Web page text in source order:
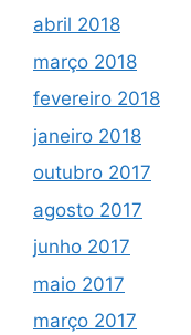
abril 2018
março 2018
fevereiro 2018
janeiro 2018
outubro 2017
agosto 2017
junho 2017
maio 2017
março 2017